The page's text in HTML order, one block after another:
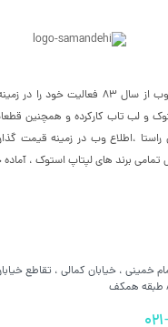
فروشگاه آنلاین اطلاع وب از سال 83
و لب تاب کارکرده و همچنین
راستا ،‌اطلاع وب در زمینه قیمت
برند های لپتاپ استوک ،
خمینی ، خیابان کمالی ، تقاطع
021-